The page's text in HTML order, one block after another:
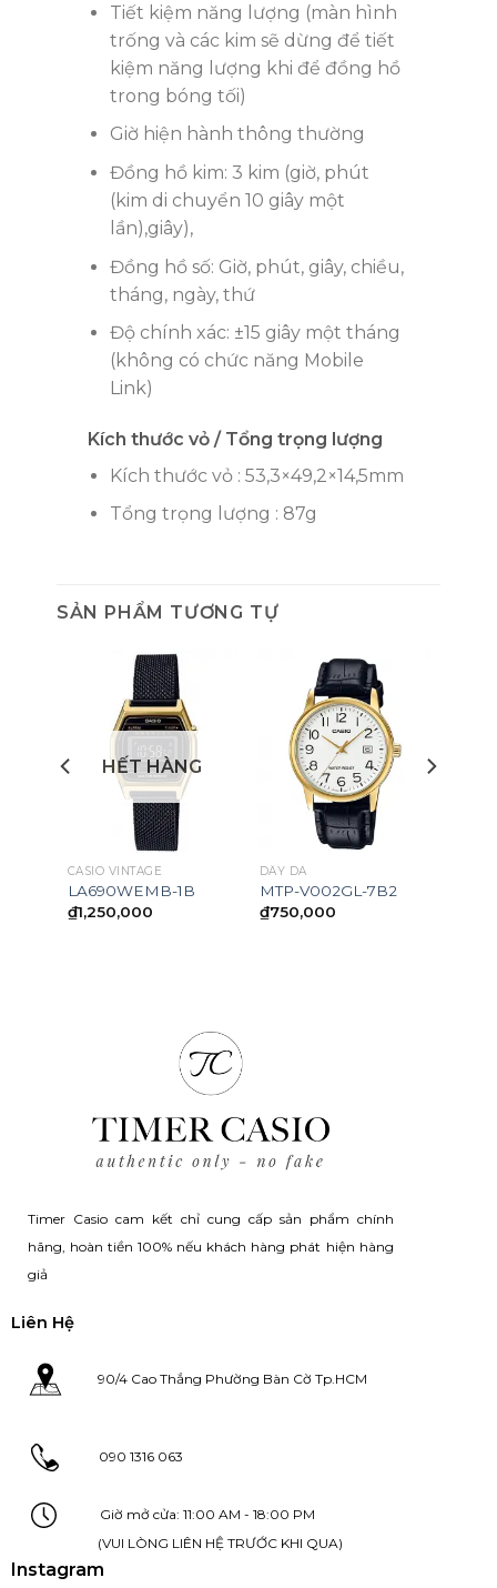
Tiết kiệm năng lượng (màn hình
trống và các kim sẽ dừng để tiết
kiệm năng lượng khi để đồng hồ
trong bóng tối)
Giờ hiện hành thông thường
Đồng hồ kim: 3 kim (giờ, phút
(kim di chuyển 10 giây một
lần),giây),
Đồng hồ số: Giờ, phút, giây, chiều,
tháng, ngày, thứ
Độ chính xác: ±15 giây một tháng
(không có chức năng Mobile
Link)
Kích thước vỏ / Tổng trọng lượng
Kích thước vỏ : 53,3×49,2×14,5mm
Tổng trọng lượng : 87g
SẢN PHẨM TƯƠNG TỰ
HẾT HÀNG
CASIO VINTAGE
LA690WEMB-1B
₫1,250,000
DÂY DA
MTP-V002GL-7B2
₫750,000
Timer Casio cam kết chỉ cung cấp sản phẩm chính
hãng, hoàn tiền 100% nếu khách hàng phát hiện hàng
giả
Liên Hệ
90/4 Cao Thắng Phường Bàn Cờ Tp.HCM
090 1316 063
Giờ mở cửa: 11:00 AM - 18:00 PM
(VUI LÒNG LIÊN HỆ TRƯỚC KHI QUA)
Instagram